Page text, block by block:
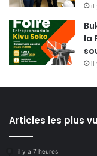
il
la
il
Articles les plus
il y a 7 heures